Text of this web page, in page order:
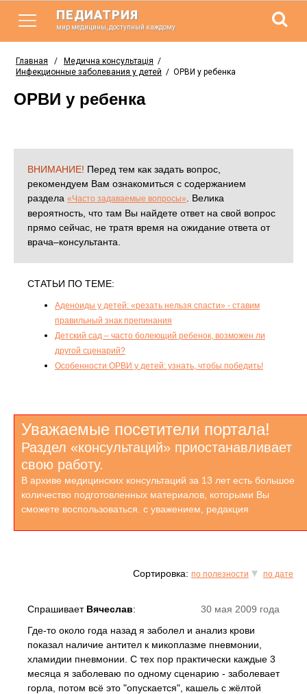
ПЕДИАТРИЯ
мир медицины, доступный каждому
Главная / Медична консультація /
Инфекционные заболевания у детей / ОРВИ у ребенка
ОРВИ у ребенка
ВНИМАНИЕ! Перед тем как задать вопрос,
рекомендуем Вам ознакомиться с содержанием
раздела «Часто задаваемые вопросы»
. Велика
вероятность, что там Вы найдете ответ на свой вопрос
прямо сейчас, не тратя время на ожидание ответа от
врача–консультанта.
СТАТЬИ ПО ТЕМЕ:
Аденоиды у детей: «резать нельзя спасти» - ставим
правильный знак препинания
Детский сад – часто болеющий ребенок, возможен ли
другой сценарий?
Особенности ОРВИ у детей: узнать, чтобы победить!
Уважаемые посетители портала!
Раздел «консультаций» приостанавливает
свою работу.
В архиве медицинских консультаций за 13 лет есть большое
количество подготовленных материалов, которыми Вы
сможете воспользоваться. с уважением, редакция
Сортировка: по полезности по дате
30 мая 2009 года
Спрашивает Вячеслав:
Где-то около года назад я заболел и анализ крови
показал наличие антител к микоплазме пневмонии,
хламидии пневмонии. С тех пор практически каждые 3
месяца я заболеваю по одному сценарию - заболевает
горла, потом всё это "опускается", кашель с жёлтой